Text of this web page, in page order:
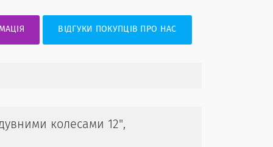
ВІДГУКИ ПОКУПЦІВ ПРО НАС
колесами 12",